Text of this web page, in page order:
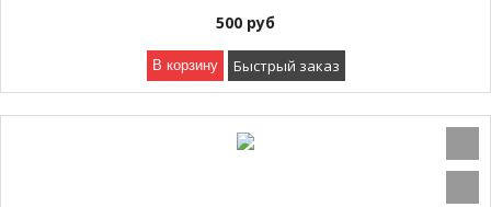
500 руб
В корзину Быстрый заказ